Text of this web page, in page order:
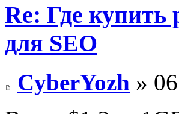
Re: Где купить
для SEO
CyberYozh »